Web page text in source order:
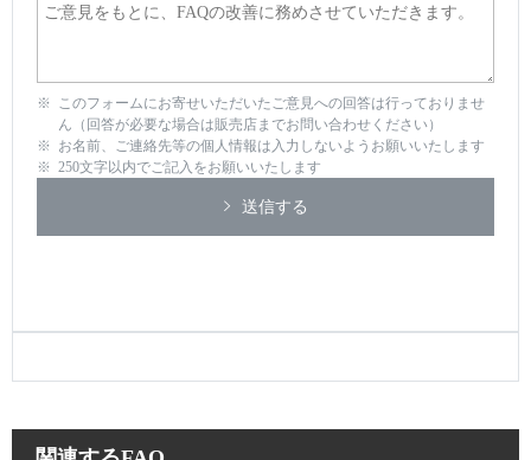
このフォームにお寄せいただいたご意見への回答は行っておりませ
ん（回答が必要な場合は販売店までお問い合わせください）
お名前、ご連絡先等の個人情報は入力しないようお願いいたします
250文字以内でご記入をお願いいたします
送信する